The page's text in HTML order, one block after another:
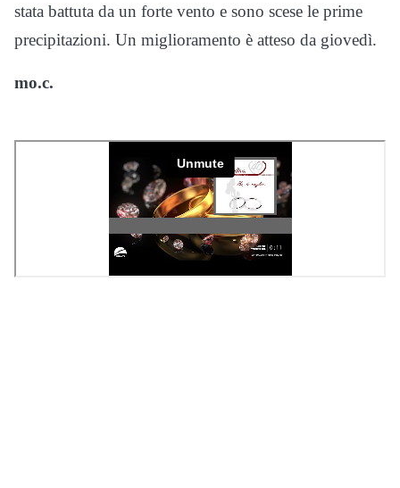
stata battuta da un forte vento e sono scese le prime
precipitazioni. Un miglioramento è atteso da giovedì.
mo.c.